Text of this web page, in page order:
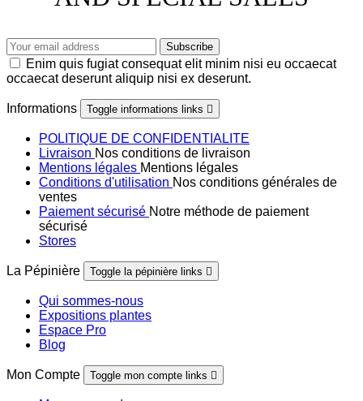
Enim quis fugiat consequat elit minim nisi eu occaecat
occaecat deserunt aliquip nisi ex deserunt.
Informations Toggle informations links 
POLITIQUE DE CONFIDENTIALITE
Livraison Nos conditions de livraison
Mentions légales Mentions légales
Conditions d'utilisation Nos conditions générales de
ventes
Paiement sécurisé Notre méthode de paiement
sécurisé
Stores
La Pépinière Toggle la pépinière links 
Qui sommes-nous
Expositions plantes
Espace Pro
Blog
Mon Compte Toggle mon compte links 